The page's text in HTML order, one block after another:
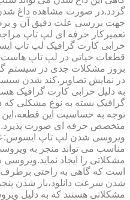
گردد.در صورت مشاهده داغ
جهت بررسی علت دقیق آن و
تعمیرکار حرفه ای لپ تاپ
خرابی کارت گرافیک لپ تاپ
قطعات حیاتی در لپ تاپ هاست
بروز مشکلات جدی در سیستم
در نمایش تصاویر،کند شدن
به دلیل خرابی کارت گرافیک
گرافیک بسته به نوع مشکلی که
توجه به حساسیت این قطعه،این
متخصص حرفه ای صورت پذیرد.
ویروسی شدن لپ تاپ
مناسب می تواند منجر به
مشکلاتی را ایجاد
است که گاهی به راحتی
شدن سرعت دانلود،باز شدن
مشکلاتی هستند که به دلیل